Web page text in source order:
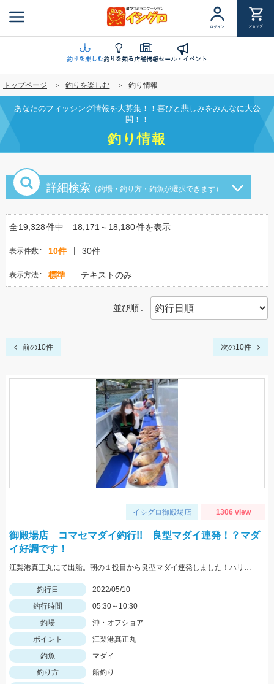
ン
に
移
動
ログイン ショップ
釣りを楽しむ釣りを知る店舗情報セール・イベント
トップページ 釣りを楽しむ 釣り情報
あなたのフィッシング情報を大募集！！喜びと悲しみをみんなに大公
開！！
釣り情報
詳細検索 （釣場・釣り方・釣魚が選択できます）
全19,328件中 18,171～18,180件を表示
表示件数 10件 30件
表示方法 標準 テキストのみ
並び順
前の10件 次の10件
イシグロ御殿場店 1306 view
御殿場店 コマセマダイ釣行!! 良型マダイ連発！？マダ
イ好調です！
江梨港真正丸にて出船。朝の１投目から良型マダイ連発しました！ハリスは4号10ｍを使用。針はチヌ針３号でひかり玉レッド2号を使いました！
釣行日
2022/05/10
釣行時間
05:30～10:30
釣場
沖・オフショア
ポイント
江梨港真正丸
釣魚
マダイ
釣り方
船釣り